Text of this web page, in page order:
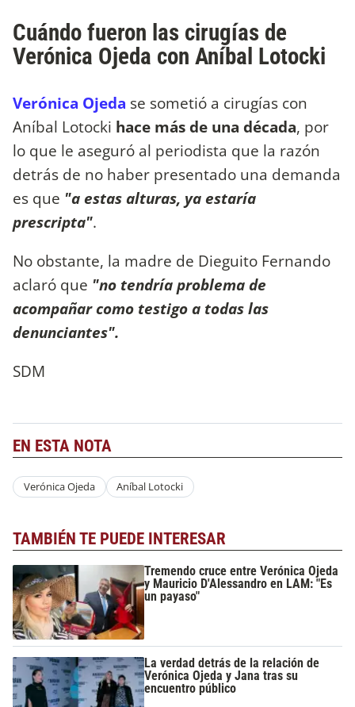
Cuándo fueron las cirugías de
Verónica Ojeda con Aníbal Lotocki
Verónica Ojeda se sometió a cirugías con
Aníbal Lotocki hace más de una década, por
lo que le aseguró al periodista que la razón
detrás de no haber presentado una demanda
es que "a estas alturas, ya estaría
prescripta".
No obstante, la madre de Dieguito Fernando
aclaró que "no tendría problema de
acompañar como testigo a todas las
denunciantes".
SDM
EN ESTA NOTA
Verónica Ojeda Aníbal Lotocki
TAMBIÉN TE PUEDE INTERESAR
Tremendo cruce entre Verónica Ojeda
y Mauricio D'Alessandro en LAM: "Es
un payaso"
La verdad detrás de la relación de
Verónica Ojeda y Jana tras su
encuentro público